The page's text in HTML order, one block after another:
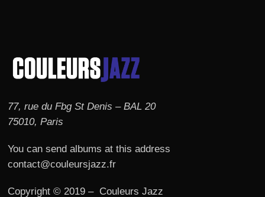
77, rue du Fbg St Denis – BAL 20
75010, Paris
You can send albums at this address
contact@couleursjazz.fr
Copyright © 2019 – Couleurs Jazz